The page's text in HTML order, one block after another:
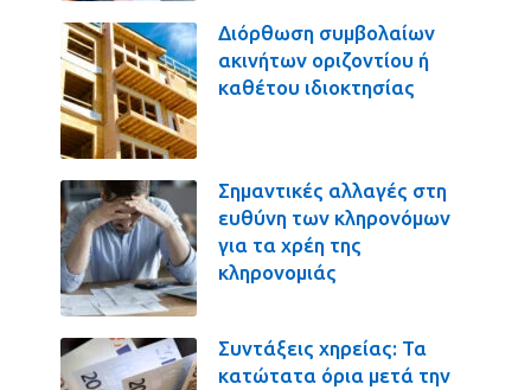
Διόρθωση συμβολαίων
ακινήτων οριζοντίου ή
καθέτου ιδιοκτησίας
Σημαντικές αλλαγές στη
ευθύνη των κληρονόμων
για τα χρέη της
κληρονομιάς
Συντάξεις χηρείας: Τα
κατώτατα όρια μετά την